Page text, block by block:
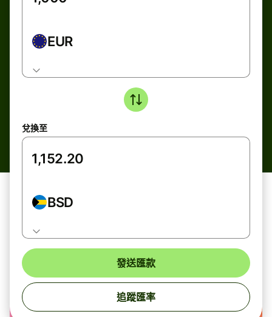
EUR
兌換至
BSD
發送匯款
追蹤匯率